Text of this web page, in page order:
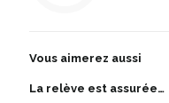
Vous aimerez aussi
La relève est assurée…